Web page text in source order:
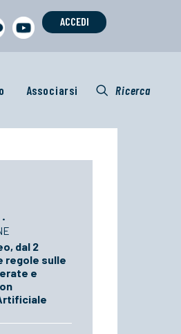
ACCEDI
Associarsi Ricerca
·
dal 2
regole sulle
e